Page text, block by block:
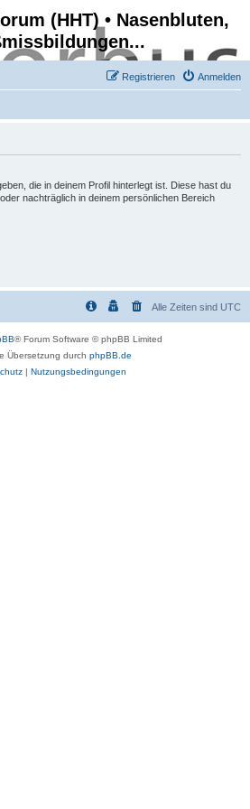
(HHT) • Nasenbluten,
Anmelden
Registrieren
die in deinem Profil hinterlegt ist. Diese hast du
nachträglich in deinem persönlichen Bereich
Alle Zeiten sind UTC
® Forum Software © phpBB Limited
Übersetzung durch phpBB.de
| Nutzungsbedingungen